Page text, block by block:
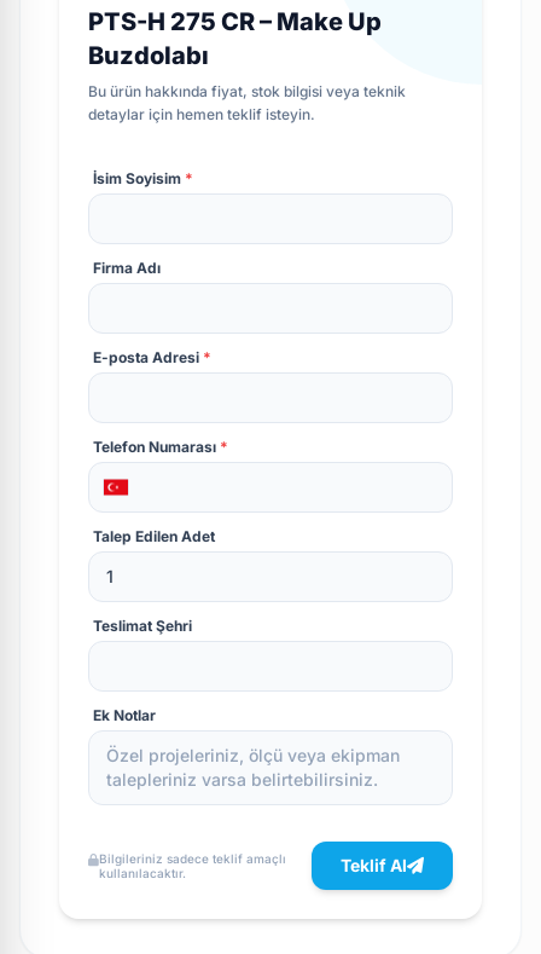
PTS-H 275 CR – Make Up
Buzdolabı
Bu ürün hakkında fiyat, stok bilgisi veya teknik
detaylar için hemen teklif isteyin.
İsim Soyisim *
Firma Adı
E-posta Adresi *
Telefon Numarası *
Talep Edilen Adet
Teslimat Şehri
Ek Notlar
Bilgileriniz sadece teklif amaçlı
kullanılacaktır.
Teklif Al